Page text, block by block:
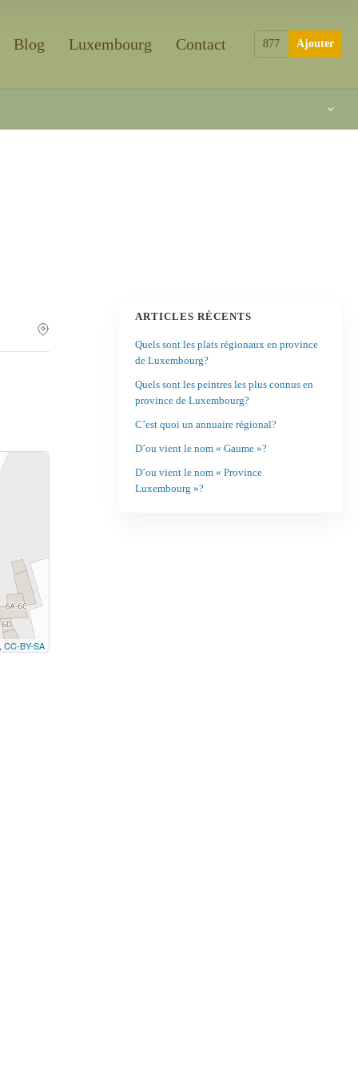
Blog Luxembourg Contact 877 Ajouter
CC-BY-SA
ARTICLES RÉCENTS
Quels sont les plats régionaux en province
de Luxembourg?
Quels sont les peintres les plus connus en
province de Luxembourg?
C’est quoi un annuaire régional?
D’ou vient le nom « Gaume »?
D’ou vient le nom « Province
Luxembourg »?